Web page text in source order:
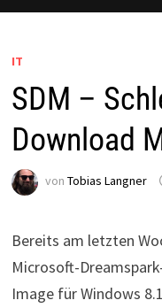
IT
SDM –
Download
von Tobias Langner
Bereits am letzten
Microsoft-
Image für Windows